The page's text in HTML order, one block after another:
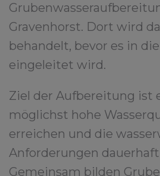
Gravenhorst. Dort wird
behandelt, bevor es in
eingeleitet wird.
Ziel der Aufbereitung ist
möglichst hohe
erreichen und die
Anforderungen
Gemeinsam bilden